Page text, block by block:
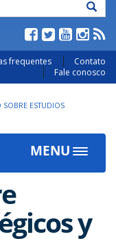
frequentes
Contato
Fale conosco
SOBRE ESTUDIOS
MENU
Toggle
y